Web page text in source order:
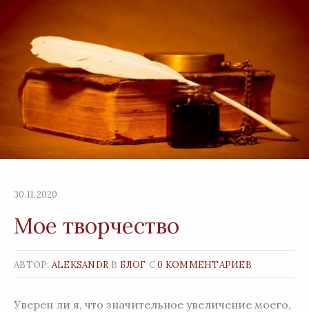
30.11.2020
Мое творчество
АВТОР: ALEKSANDR В БЛОГ С0 КОММЕНТАРИЕВ
Уверен ли я, что значительное увеличение моего,